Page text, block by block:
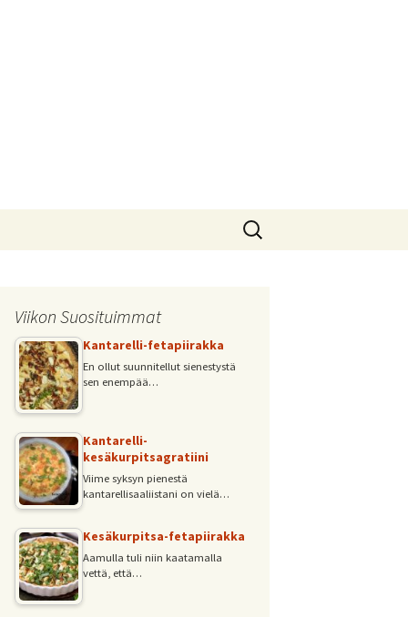
Haku:
Viikon Suosituimmat
Kantarelli-fetapiirakka
En ollut suunnitellut sienestystä
sen enempää…
Kantarelli-
kesäkurpitsagratiini
Viime syksyn pienestä
kantarellisaaliistani on vielä…
Kesäkurpitsa-fetapiirakka
Aamulla tuli niin kaatamalla
vettä, että…